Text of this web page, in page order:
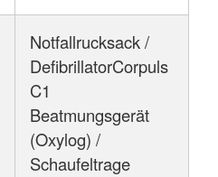
Notfallrucksack /
DefibrillatorCorpuls
C1
Beatmungsgerät
(Oxylog) /
Schaufeltrage